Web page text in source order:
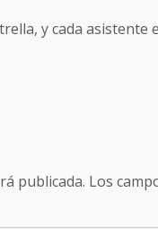
y cada asistente
publicada. Los